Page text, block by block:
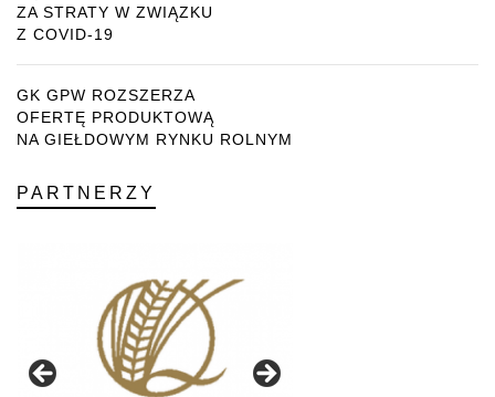
ZA STRATY W ZWIĄZKU
Z COVID-19
GK GPW ROZSZERZA
OFERTĘ PRODUKTOWĄ
NA GIEŁDOWYM RYNKU ROLNYM
PARTNERZY